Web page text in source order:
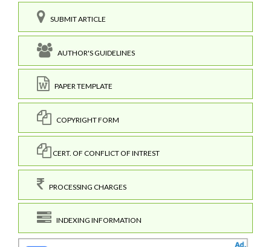
SUBMIT ARTICLE
AUTHOR'S GUIDELINES
PAPER TEMPLATE
COPYRIGHT FORM
CERT. OF CONFLICT OF INTREST
PROCESSING CHARGES
INDEXING INFORMATION